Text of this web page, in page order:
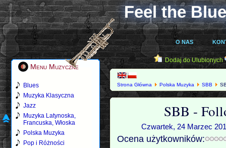
Feel the
O NAS
Menu Muzyczne
Blues
Muzyka Klasyczna
Jazz
Muzyka Latynoska,
Francuska, Włoska
Polska Muzyka
Pop i Różności
Dodaj do Ulubionych
Strona Główna Polska Muzyka SBB
SBB -
Czwartek, 24 Marzec
Ocena użytkowników: